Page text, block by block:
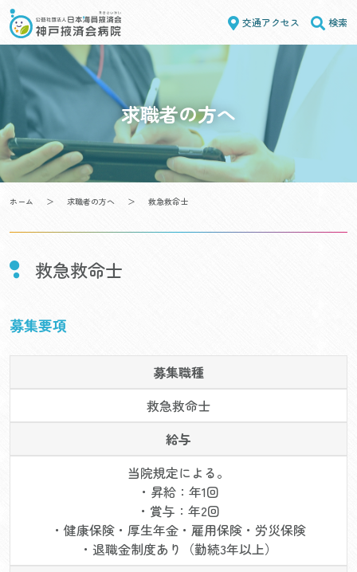
Skip
to
content
交通アクセス 検索
求職者の方へ
ホーム ＞ 求職者の方へ ＞ 救急救命士
救急救命士
募集要項
募集職種
救急救命士
給与
当院規定による。
・昇給：年1回
・賞与：年2回
・健康保険・厚生年金・雇用保険・労災保険
・退職金制度あり（勤続3年以上）